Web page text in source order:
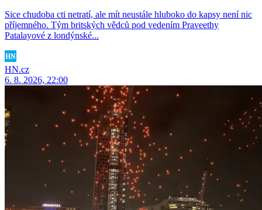
Sice chudoba cti netratí, ale mít neustále hluboko do kapsy není nic
příjemného. Tým britských vědců pod vedením Praveethy
Patalayové z londýnské...
HN.cz
6. 8. 2026, 22:00